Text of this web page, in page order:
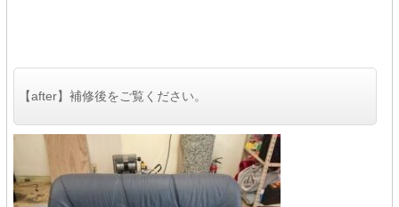
【after】補修後をご覧ください。